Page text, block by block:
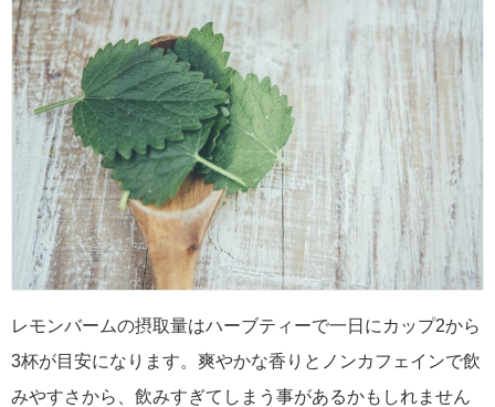
レモンバームの摂取量はハーブティーで一日にカップ2から
3杯が目安になります。爽やかな香りとノンカフェインで飲
みやすさから、飲みすぎてしまう事があるかもしれません